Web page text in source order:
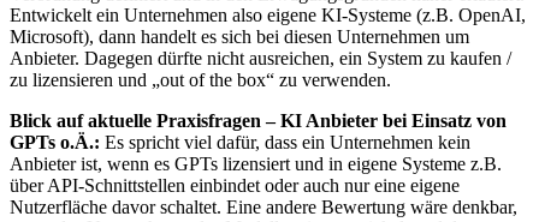
Entwickelt ein Unternehmen also eigene KI-Systeme (z.B. OpenAI,
Microsoft), dann handelt es sich bei diesen Unternehmen um
Anbieter. Dagegen dürfte nicht ausreichen, ein System zu kaufen /
zu lizensieren und „out of the box“ zu verwenden.
Blick auf aktuelle Praxisfragen – KI Anbieter bei Einsatz von
GPTs o.Ä.: Es spricht viel dafür, dass ein Unternehmen kein
Anbieter ist, wenn es GPTs lizensiert und in eigene Systeme z.B.
über API-Schnittstellen einbindet oder auch nur eine eigene
Nutzerfläche davor schaltet. Eine andere Bewertung wäre denkbar,